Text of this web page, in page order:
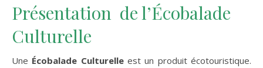
Présentation de l’Écobalade
Culturelle
Une Écobalade Culturelleest un produit écotouristique.